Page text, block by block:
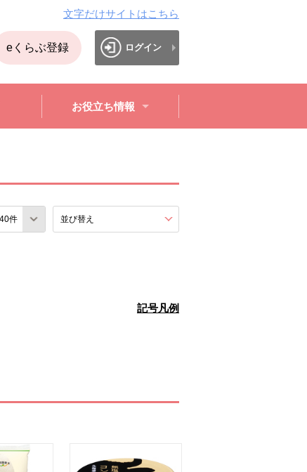
文字だけサイトはこちら
eくらぶ登録 ログイン
お役立ち情報
並び替え
記号凡例